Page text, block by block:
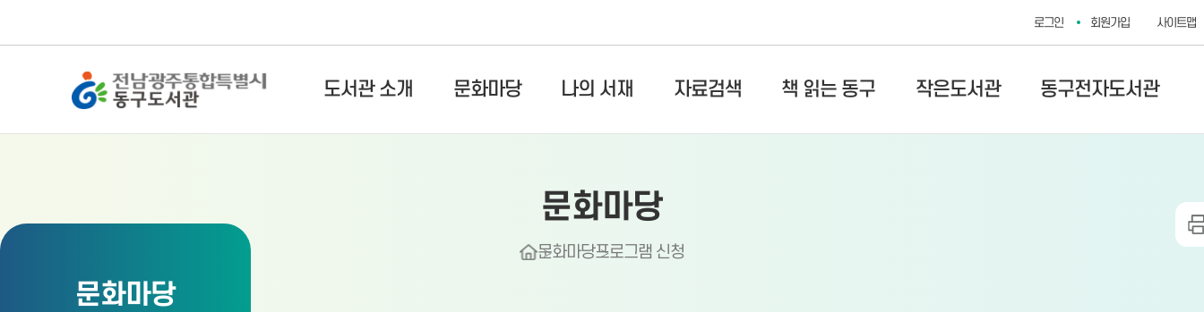
로그인 회원가입 사이트맵
전남광주통합특별시 동구도서관
도서관 소개 문화마당 나의 서재 자료검색 책 읽는 동구 작은도서관 동구전자도서관
문화마당
문화마당프로그램 신청
문화마당